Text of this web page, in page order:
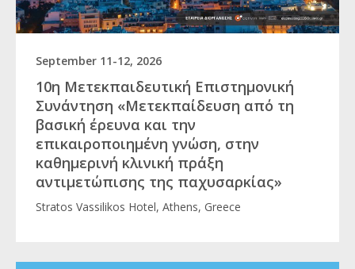
September 11-12, 2026
10η Μετεκπαιδευτική Επιστημονική
Συνάντηση «Μετεκπαίδευση από τη
βασική έρευνα και την
επικαιροποιημένη γνώση, στην
καθημερινή κλινική πράξη
αντιμετώπισης της παχυσαρκίας»
Stratos Vassilikos Hotel, Athens, Greece